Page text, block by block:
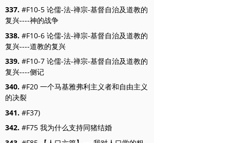
337. #F10-5 论儒-法-禅宗-基督自治及道教的
复兴----神的战争
338. #F10-6 论儒-法-禅宗-基督自治及道教的
复兴----道教的复兴
339. #F10-7 论儒-法-禅宗-基督自治及道教的
复兴----侧记
340. #F20 一个马基雅弗利主义者和自由主义
的决裂
341. #F37)
342. #F75 我为什么支持同猪结婚